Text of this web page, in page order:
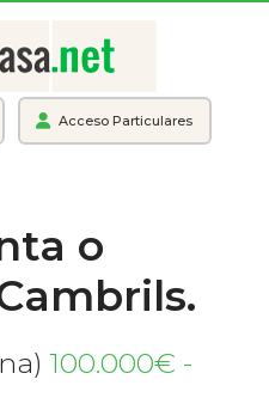
Acceso Particulares
o
100.000€ -